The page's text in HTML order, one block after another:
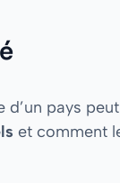
pays
et comment